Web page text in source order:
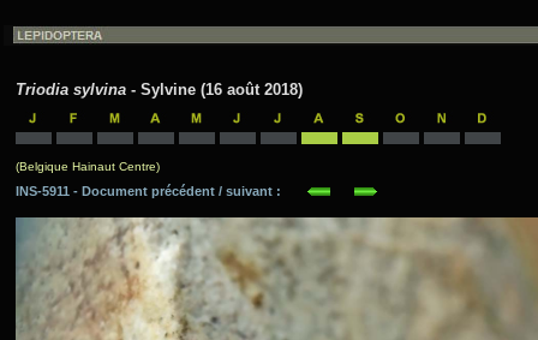
Triodia sylvina - Sylvine (16 août 2018)
(Belgique Hainaut Centre)
INS-5911 - Document précédent / suivant :